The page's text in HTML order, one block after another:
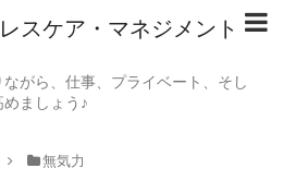
スケア・マネジメント
がら、仕事、プライベート、そし
ましょう♪
無気力